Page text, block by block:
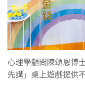
心理學顧問陳頌恩博
先講」桌上遊戲提供